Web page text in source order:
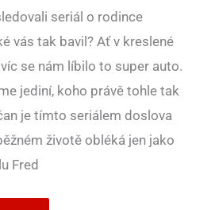
seriál o rodince
vás tak bavil? Ať v kreslené
se nám líbilo to super auto.
jediní, koho právě tohle tak
je tímto seriálem doslova
životě obléká jen jako
Fred